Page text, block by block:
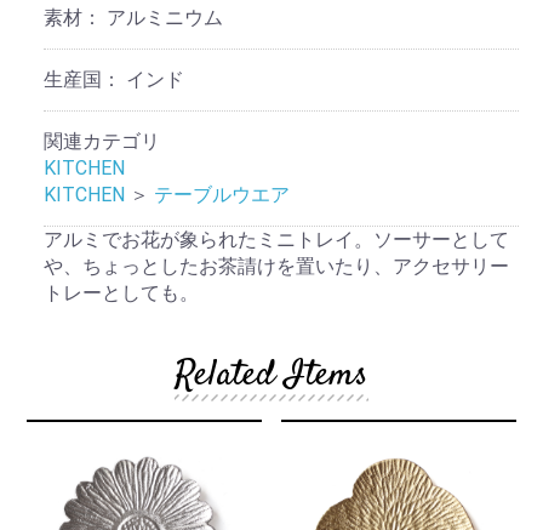
素材： アルミニウム
生産国： インド
関連カテゴリ
KITCHEN
KITCHEN ＞ テーブルウエア
アルミでお花が象られたミニトレイ。ソーサーとして
や、ちょっとしたお茶請けを置いたり、アクセサリー
トレーとしても。
Related Items